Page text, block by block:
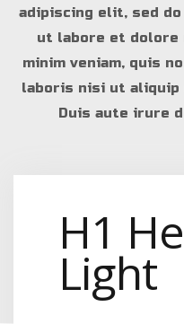
adipiscing elit, sed
ut labore et dolore
minim veniam, quis
laboris nisi ut aliquip
Duis aute irure
H1
Light